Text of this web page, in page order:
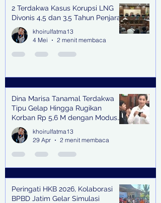
2 Terdakwa Kasus Korupsi LNG
Divonis 4,5 dan 3,5 Tahun Penjara
khoirulfatma13
4 Mei
2 menit membaca
Dina Marisa Tanamal Terdakwa
Tipu Gelap Hingga Rugikan
Korban Rp 5,6 M dengan Modus
Kerja Sama Impor Bodong
khoirulfatma13
29 Apr
2 menit membaca
Peringati HKB 2026, Kolaborasi
BPBD Jatim Gelar Simulasi